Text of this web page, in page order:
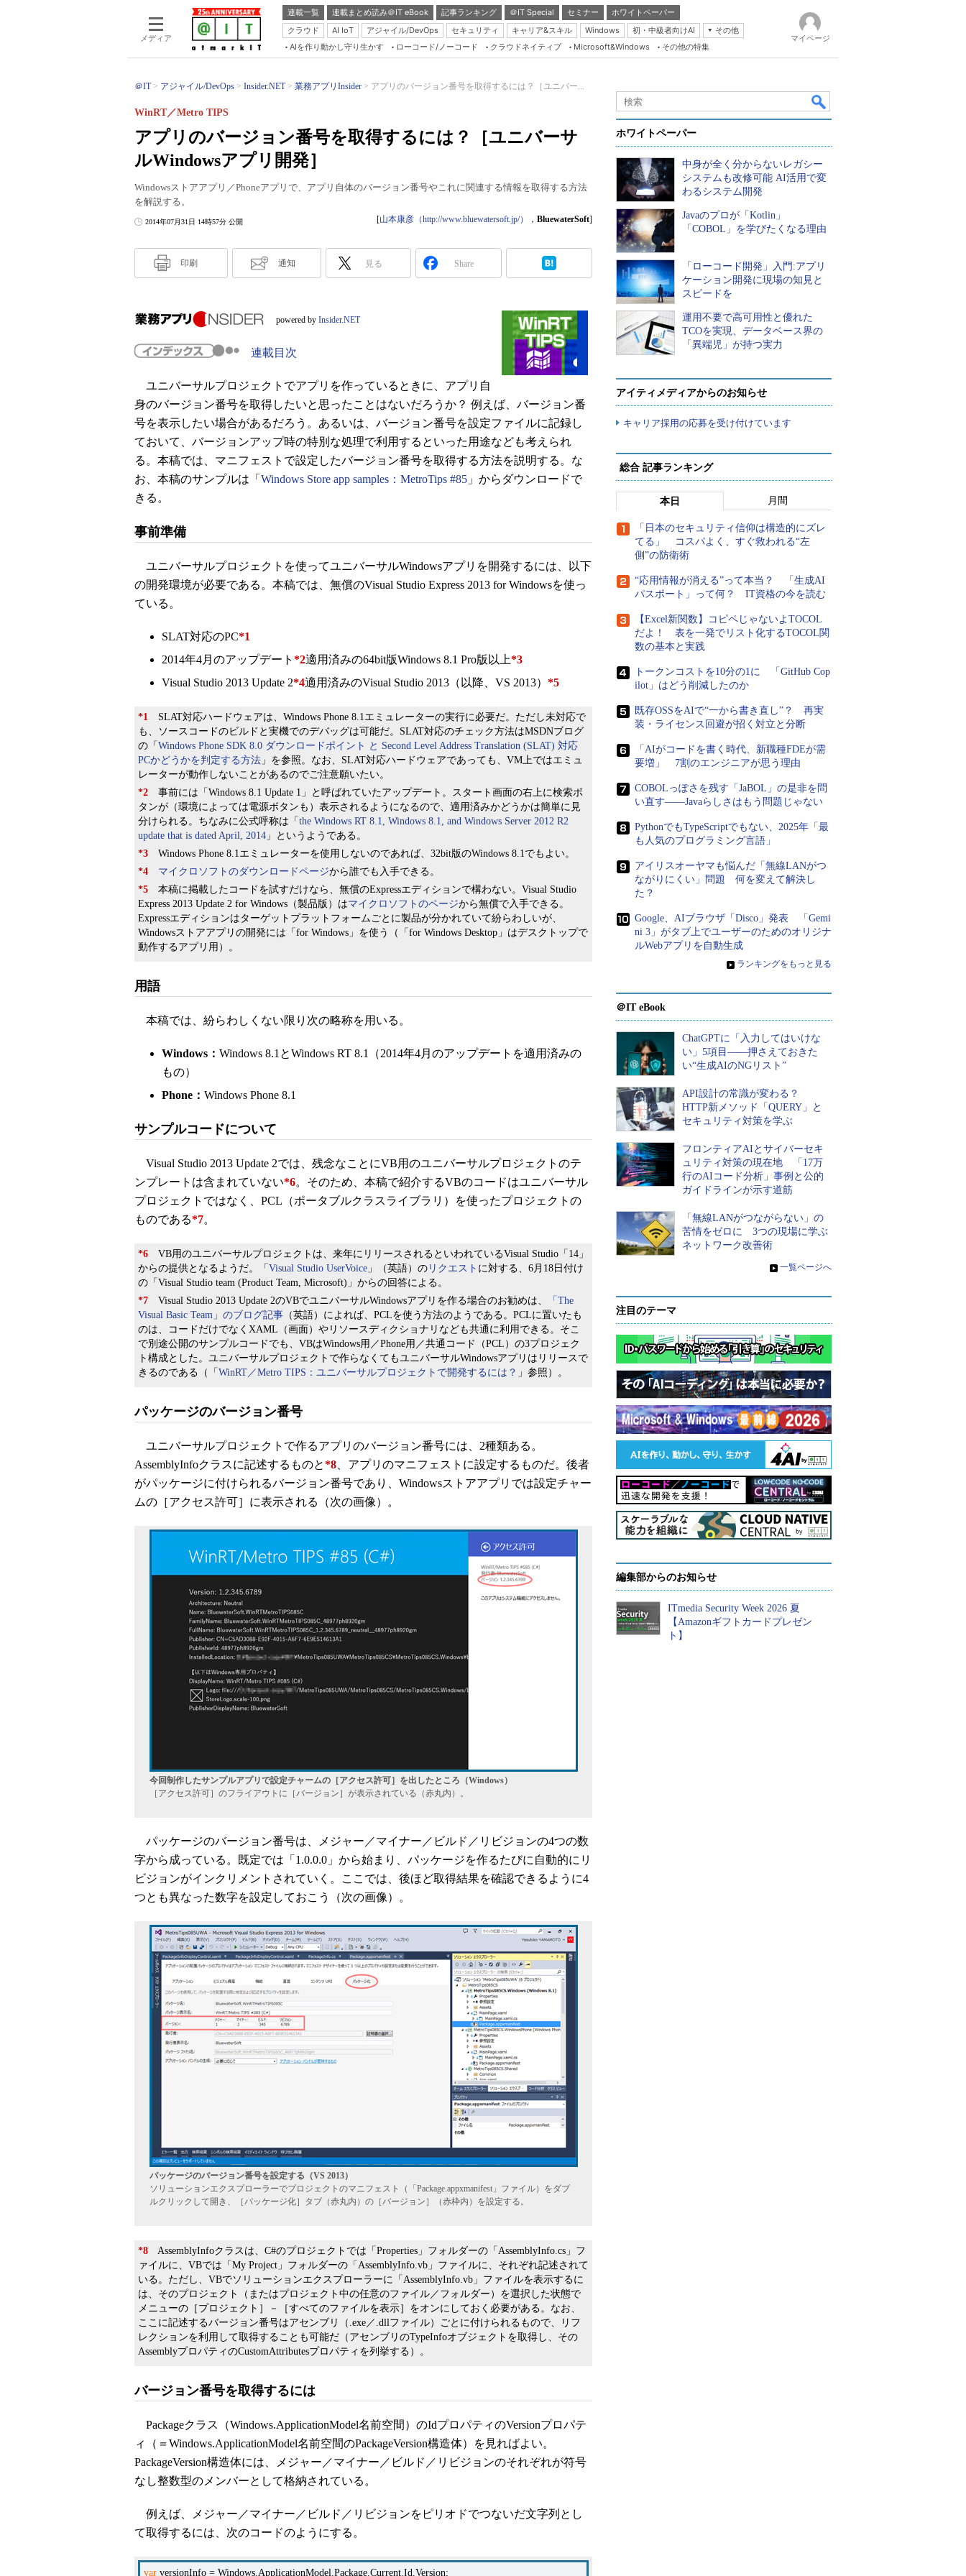
メディア
連載一覧 連載まとめ読み＠IT eBook 記事ランキング ＠IT Special セミナー
ホワイトペーパー
クラウド
AI IoT アジャイル/DevOps セキュリティ キャリア&スキル Windows 初・中級者向けAI
その他
Server & Storage
Java Agile
Database Expert
Linux ＆ OSS
Master of IP Network
Security & Trust
ブログ
AIを作り動かし守り生かす ローコード/ノーコード クラウドネイティブ Microsoft&Windows その他の特集
マイページ
＠IT アジャイル/DevOps Insider.NET 業務アプリInsider アプリのバージョン番号を取得するには？［ユニバー...
アプリのバージョン番号を取得するには？［ユニバーサ
ルWindowsアプリ開発］
WinRT／Metro TIPS
Windowsストアアプリ／Phoneアプリで、アプリ自体のバージョン番号やこれに関連する情報を取得する方法
を解説する。
2014年07月31日 14時57分 公開 [山本康彦（http://www.bluewatersoft.jp/） ， BluewaterSoft]
印刷 通知 見る Share
powered by Insider.NET
連載目次
ユニバーサルプロジェクトでアプリを作っているときに、アプリ自
身のバージョン番号を取得したいと思ったことはないだろうか？ 例えば、バージョン番
号を表示したい場合があるだろう。あるいは、バージョン番号を設定ファイルに記録し
ておいて、バージョンアップ時の特別な処理で利用するといった用途なども考えられ
る。本稿では、マニフェストで設定したバージョン番号を取得する方法を説明する。な
お、本稿のサンプルは「 Windows Store app samples：MetroTips #85 」からダウンロードで
きる。
事前準備
ユニバーサルプロジェクトを使ってユニバーサルWindowsアプリを開発するには、以下
の開発環境が必要である。本稿では、無償のVisual Studio Express 2013 for Windowsを使っ
ている。
SLAT対応のPC*1
2014年4月のアップデート *2適用済みの64bit版Windows 8.1 Pro版以上*3
Visual Studio 2013 Update 2*4適用済みのVisual Studio 2013（以降、VS 2013） *5
*1 SLAT対応ハードウェアは、Windows Phone 8.1エミュレーターの実行に必要だ。ただし未対応で
も、ソースコードのビルドと実機でのデバッグは可能だ。SLAT対応のチェック方法はMSDNブログ
の「 Windows Phone SDK 8.0 ダウンロードポイント と Second Level Address Translation (SLAT) 対応
PCかどうかを判定する方法 」を参照。なお、SLAT対応ハードウェアであっても、VM上ではエミュ
レーターが動作しないことがあるのでご注意願いたい。
*2 事前には「Windows 8.1 Update 1」と呼ばれていたアップデート。スタート画面の右上に検索ボ
タンが（環境によっては電源ボタンも）表示されるようになるので、適用済みかどうかは簡単に見
分けられる。ちなみに公式呼称は「 the Windows RT 8.1, Windows 8.1, and Windows Server 2012 R2
update that is dated April, 2014 」というようである。
*3 Windows Phone 8.1エミュレーターを使用しないのであれば、32bit版のWindows 8.1でもよい。
*4
マイクロソフトのダウンロードページから誰でも入手できる。
*5 本稿に掲載したコードを試すだけなら、無償のExpressエディションで構わない。Visual Studio
Express 2013 Update 2 for Windows（製品版）はマイクロソフトのページから無償で入手できる。
Expressエディションはターゲットプラットフォームごとに製品が分かれていて紛らわしいが、
Windowsストアアプリの開発には「for Windows」を使う（「for Windows Desktop」はデスクトップで
動作するアプリ用）。
用語
本稿では、紛らわしくない限り次の略称を用いる。
Windows： Windows 8.1とWindows RT 8.1（2014年4月のアップデートを適用済みの
もの）
Phone： Windows Phone 8.1
サンプルコードについて
Visual Studio 2013 Update 2では、残念なことにVB用のユニバーサルプロジェクトのテ
ンプレートは含まれていない*6。そのため、本稿で紹介するVBのコードはユニバーサル
プロジェクトではなく、PCL（ポータブルクラスライブラリ）を使ったプロジェクトの
ものである*7。
*6 VB用のユニバーサルプロジェクトは、来年にリリースされるといわれているVisual Studio「14」
からの提供となるようだ。「 Visual Studio UserVoice 」（英語）の リクエスト に対する、6月18日付け
の「Visual Studio team (Product Team, Microsoft)」からの回答による。
*7 Visual Studio 2013 Update 2のVBでユニバーサルWindowsアプリを作る場合のお勧めは、
「The
Visual Basic Team」のブログ記事 （英語）によれば、PCLを使う方法のようである。PCLに置いたも
のは、コードだけでなくXAML（画面）やリソースディクショナリなども共通に利用できる。そこ
で別途公開のサンプルコードでも、VBはWindows用／Phone用／共通コード（PCL）の3プロジェク
ト構成とした。ユニバーサルプロジェクトで作らなくてもユニバーサルWindowsアプリはリリースで
きるのである（「 WinRT／Metro TIPS：ユニバーサルプロジェクトで開発するには？ 」参照）。
パッケージのバージョン番号
ユニバーサルプロジェクトで作るアプリのバージョン番号には、2種類ある。
AssemblyInfoクラスに記述するものと*8 、アプリのマニフェストに設定するものだ。後者
がパッケージに付けられるバージョン番号であり、Windowsストアアプリでは設定チャー
ムの［アクセス許可］に表示される（次の画像）。
今回制作したサンプルアプリで設定チャームの［アクセス許可］を出したところ（Windows）
［アクセス許可］のフライアウトに［バージョン］が表示されている（赤丸内）。
パッケージのバージョン番号は、メジャー／マイナー／ビルド／リビジョンの4つの数
字から成っている。既定では「1.0.0.0」から始まり、パッケージを作るたびに自動的にリ
ビジョンがインクリメントされていく。ここでは、後ほど取得結果を確認できるように4
つとも異なった数字を設定しておこう（次の画像）。
パッケージのバージョン番号を設定する（VS 2013）
ソリューションエクスプローラーでプロジェクトのマニフェスト（「Package.appxmanifest」ファイル）をダブ
ルクリックして開き、［パッケージ化］タブ（赤丸内）の［バージョン］（赤枠内）を設定する。
*8 AssemblyInfoクラスは、C#のプロジェクトでは「Properties」フォルダーの「AssemblyInfo.cs」フ
ァイルに、VBでは「My Project」フォルダーの「AssemblyInfo.vb」ファイルに、それぞれ記述されて
いる。ただし、VBでソリューションエクスプローラーに「AssemblyInfo.vb」ファイルを表示するに
は、そのプロジェクト（またはプロジェクト中の任意のファイル／フォルダー）を選択した状態で
メニューの［プロジェクト］－［すべてのファイルを表示］をオンにしておく必要がある。なお、
ここに記述するバージョン番号はアセンブリ（.exe／.dllファイル）ごとに付けられるもので、リフ
レクションを利用して取得することも可能だ（アセンブリのTypeInfoオブジェクトを取得し、その
AssemblyプロパティのCustomAttributesプロパティを列挙する）。
バージョン番号を取得するには
Packageクラス（Windows.ApplicationModel名前空間）のIdプロパティのVersionプロパテ
ィ（＝Windows.ApplicationModel名前空間のPackageVersion構造体）を見ればよい。
PackageVersion構造体には、メジャー／マイナー／ビルド／リビジョンのそれぞれが符号
なし整数型のメンバーとして格納されている。
例えば、メジャー／マイナー／ビルド／リビジョンをピリオドでつないだ文字列とし
て取得するには、次のコードのようにする。
var versionInfo = Windows.ApplicationModel.Package.Current.Id.Version;
ホワイトペーパー
中身が全く分からないレガシー
システムも改修可能 AI活用で変
わるシステム開発
Javaのプロが「Kotlin」
「COBOL」を学びたくなる理由
「ローコード開発」入門:アプリ
ケーション開発に現場の知見と
スピードを
運用不要で高可用性と優れた
TCOを実現、データベース界の
「異端児」が持つ実力
アイティメディアからのお知らせ
キャリア採用の応募を受け付けています
総合 記事ランキング
本日 月間
「日本のセキュリティ信仰は構造的にズレ
てる」 コスパよく、すぐ救われる“左
側”の防衛術
“応用情報が消える”って本当？ 「生成AI
パスポート」って何？ IT資格の今を読む
【Excel新関数】コピペじゃないよTOCOL
だよ！ 表を一発でリスト化するTOCOL関
数の基本と実践
トークンコストを10分の1に 「GitHub Cop
ilot」はどう削減したのか
既存OSSをAIで“一から書き直し”？ 再実
装・ライセンス回避が招く対立と分断
「AIがコードを書く時代、新職種FDEが需
要増」 7割のエンジニアが思う理由
COBOLっぽさを残す「JaBOL」の是非を問
い直す――Javaらしさはもう問題じゃない
PythonでもTypeScriptでもない、2025年「最
も人気のプログラミング言語」
アイリスオーヤマも悩んだ「無線LANがつ
ながりにくい」問題 何を変えて解決し
た？
Google、AIブラウザ「Disco」発表 「Gemi
ni 3」がタブ上でユーザーのためのオリジナ
ルWebアプリを自動生成
» ランキングをもっと見る
＠IT eBook
ChatGPTに「入力してはいけな
い」5項目――押さえておきた
い“生成AIのNGリスト”
API設計の常識が変わる？
HTTP新メソッド「QUERY」と
セキュリティ対策を学ぶ
フロンティアAIとサイバーセキ
ュリティ対策の現在地 「17万
行のAIコード分析」事例と公的
ガイドラインが示す道筋
「無線LANがつながらない」の
苦情をゼロに 3つの現場に学ぶ
ネットワーク改善術
» 一覧ページへ
注目のテーマ
編集部からのお知らせ
ITmedia Security Week 2026 夏
【Amazonギフトカードプレゼン
ト】